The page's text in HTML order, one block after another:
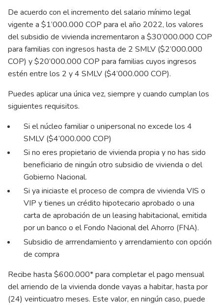
De acuerdo con el incremento del salario mínimo legal
vigente a $1’000.000 COP para el año 2022, los valores
del subsidio de vivienda incrementaron a $30’000.000 COP
para familias con ingresos hasta de 2 SMLV ($2’000.000
COP) y $20’000.000 COP para familias cuyos ingresos
estén entre los 2 y 4 SMLV ($4’000.000 COP).
Puedes aplicar una única vez, siempre y cuando cumplan los
siguientes requisitos.
Si el núcleo familiar o unipersonal no excede los 4
SMLV ($4’000.000 COP)
Si no eres propietario de vivienda propia y no has sido
beneficiario de ningún otro subsidio de vivienda o del
Gobierno Nacional.
Si ya iniciaste el proceso de compra de vivienda VIS o
VIP y tienes un crédito hipotecario aprobado o una
carta de aprobación de un leasing habitacional, emitida
por un banco o el Fondo Nacional del Ahorro (FNA).
Subsidio de arrrendamiento y arrendamiento con opción
de compra
Recibe hasta $600.000* para completar el pago mensual
del arriendo de la vivienda donde vayas a habitar, hasta por
(24) veinticuatro meses. Este valor, en ningún caso, puede